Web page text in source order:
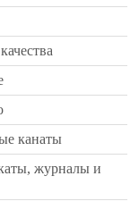
канаты
журналы и